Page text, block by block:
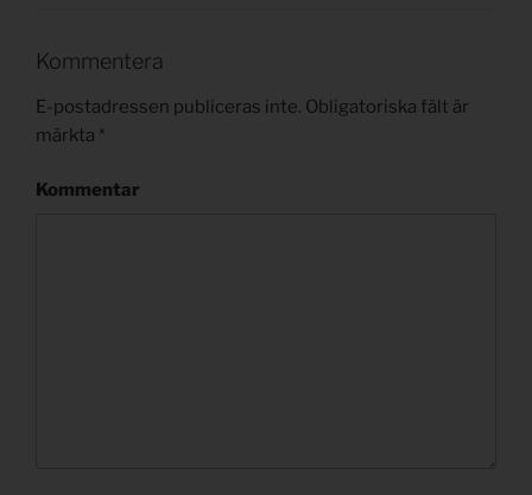
Kommentera
E-postadressen publiceras inte. Obligatoriska fält är
märkta *
Kommentar